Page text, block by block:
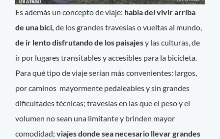
Es además un concepto de viaje: habla del vivir arriba
de una bici,de los grandes travesías o vueltas al mundo,
de ir lento disfrutando de los paisajesy las culturas, de
ir por lugares transitables y accesibles para la bicicleta.
Para qué tipo de viaje serían más convenientes: largos,
por caminos mayormente pedaleables y sin grandes
dificultades técnicas; travesías en las que el peso y el
volumen no sean una limitante y brinden mayor
comodidad;viajes donde sea necesario llevar grandes